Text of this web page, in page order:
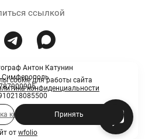
ссылкой
Антон Катунин
конфиденциальности
от wfolio
cookie для работы сайта
конфиденциальности
Принять